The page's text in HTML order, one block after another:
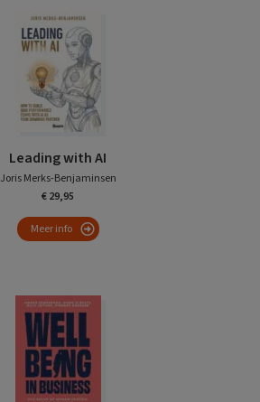
Leading with AI
Joris Merks-Benjaminsen
€ 29,95
Meer info